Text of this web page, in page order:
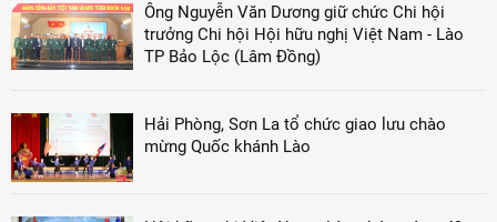
Ông Nguyễn Văn Dương giữ chức Chi hội
trưởng Chi hội Hội hữu nghị Việt Nam - Lào
TP Bảo Lộc (Lâm Đồng)
Hải Phòng, Sơn La tổ chức giao lưu chào
mừng Quốc khánh Lào